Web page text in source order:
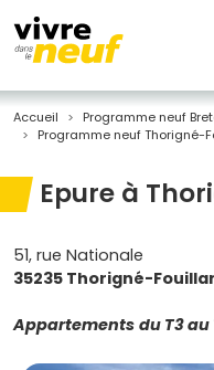
Accueil Programme neuf
Programme neuf Thorigné-
Epure à
51, rue Nationale
35235 Thorigné-
Appartements du T3 au